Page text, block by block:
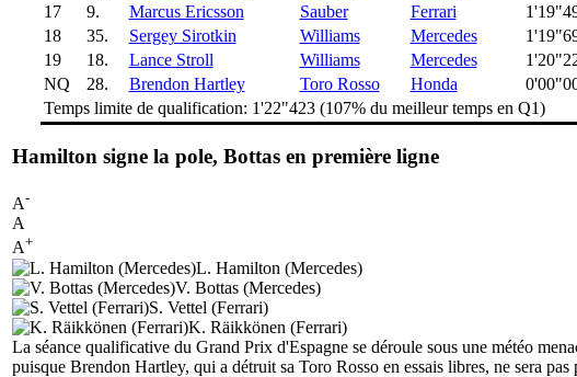
17
9. Marcus Ericsson Sauber Ferrari
18
35. Sergey Sirotkin Williams Mercedes
19
18. Lance Stroll Williams Mercedes
NQ
28. Brendon Hartley Toro Rosso Honda
Temps limite de qualification: 1'22"423 (107% du meilleur temps en Q1)
Hamilton signe la pole, Bottas en première ligne
A-
A
A+
L. Hamilton (Mercedes)
V. Bottas (Mercedes)
S. Vettel (Ferrari)
K. Räikkönen (Ferrari)
La séance qualificative du Grand Prix d'Espagne se déroule sous une météo
puisque Brendon Hartley, qui a détruit sa Toro Rosso en essais libres, ne sera pas